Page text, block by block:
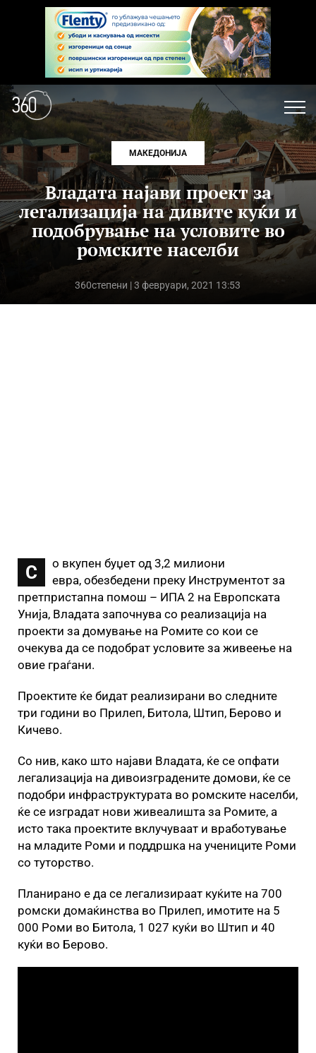
МАКЕДОНИЈА
Владата најави проект за
легализација на дивите куќи и
подобрување на условите во
ромските населби
360степени | 3 февруари, 2021 13:53
С
о вкупен буџет од 3,2 милиони
евра, обезбедени преку Инструментот за
претпристапна помош – ИПА 2 на Европската
Унија, Владата започнува со реализација на
проекти за домување на Ромите со кои се
очекува да се подобрат условите за живеење на
овие граѓани.
Проектите ќе бидат реализирани во следните
три години во Прилеп, Битола, Штип, Берово и
Кичево.
Со нив, како што најави Владата, ќе се опфати
легализација на дивоизградените домови, ќе се
подобри инфраструктурата во ромските населби,
ќе се изградат нови живеалишта за Ромите, а
исто така проектите вклучуваат и вработување
на младите Роми и поддршка на учениците Роми
со туторство.
Планирано е да се легализираат куќите на 700
ромски домаќинства во Прилеп, имотите на 5
000 Роми во Битола, 1 027 куќи во Штип и 40
куќи во Берово.